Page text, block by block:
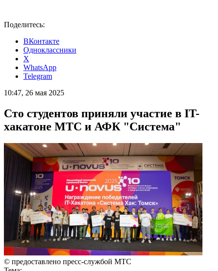
Поделитесь:
ВКонтакте
Одноклассники
X
WhatsApp
Telegram
10:47, 26 мая 2025
Сто студентов приняли участие в IT-
хакатоне МТС и АФК "Система"
© предоставлено пресс-службой МТС